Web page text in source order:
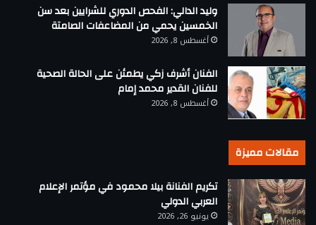
وليد الدالي: الفحص الدوري للشرايين بعد سن
الخمسين يحمي من المضاعفات الصامتة
أغسطس 8, 2026
الفنان أشرف زكي يطمئن على الحالة الصحية
للفنان القدير محمد إمام
أغسطس 8, 2026
مقالات مميزة
تكريم الفنانة بيلا محمود في مؤتمر الإعلام
العربي الدولي
يونيو 26, 2026